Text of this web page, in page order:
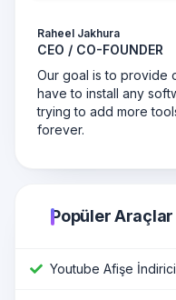
Raheel Jakhura
CEO / CO-FOUNDER
Our goal is to provide
have to install any
trying to add more
forever.
Popüler Araçlar
Youtube Afişe İndirici